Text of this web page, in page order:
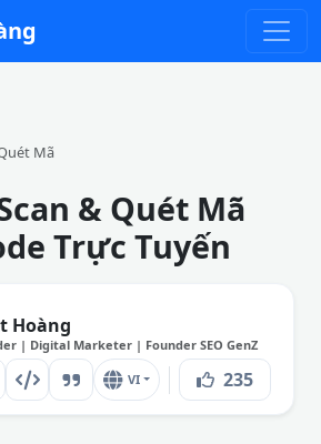
Mã
& Quét Mã
Trực Tuyến
Hoàng
| Digital Marketer | Founder SEO GenZ
VI 235